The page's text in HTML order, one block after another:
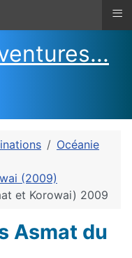
Océanie
(2009)
et Korowai) 2009
Asmat du
≡